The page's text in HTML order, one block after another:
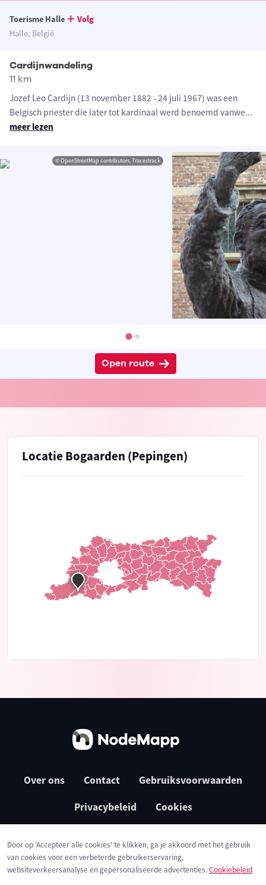
Toerisme Halle
Volg
Halle, België
Cardijnwandeling
11 km
Jozef Leo Cardijn (13 november 1882 - 24 juli 1967) was een
Belgisch priester die later tot kardinaal werd benoemd vanwe...
meer lezen
© OpenStreetMap contributors, Tracestrack
Open route
Locatie Bogaarden (Pepingen)
Over ons Contact Gebruiksvoorwaarden
Privacybeleid Cookies
Door op 'Accepteer alle cookies' te klikken, ga je akkoord met het gebruik
van cookies voor een verbeterde gebruikerservaring,
websiteverkeersanalyse en gepersonaliseerde advertenties.Cookiebeleid